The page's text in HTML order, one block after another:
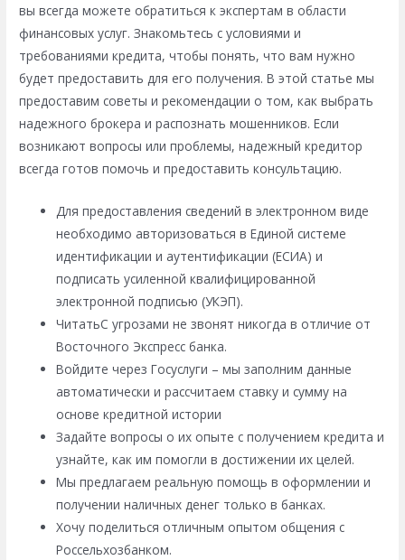
вы всегда можете обратиться к экспертам в области
финансовых услуг. Знакомьтесь с условиями и
требованиями кредита, чтобы понять, что вам нужно
будет предоставить для его получения. В этой статье мы
предоставим советы и рекомендации о том, как выбрать
надежного брокера и распознать мошенников. Если
возникают вопросы или проблемы, надежный кредитор
всегда готов помочь и предоставить консультацию.
Для предоставления сведений в электронном виде
необходимо авторизоваться в Единой системе
идентификации и аутентификации (ЕСИА) и
подписать усиленной квалифицированной
электронной подписью (УКЭП).
ЧитатьС угрозами не звонят никогда в отличие от
Восточного Экспресс банка.
Войдите через Госуслуги – мы заполним данные
автоматически и рассчитаем ставку и сумму на
основе кредитной истории
Задайте вопросы о их опыте с получением кредита и
узнайте, как им помогли в достижении их целей.
Мы предлагаем реальную помощь в оформлении и
получении наличных денег только в банках.
Хочу поделиться отличным опытом общения с
Россельхозбанком.